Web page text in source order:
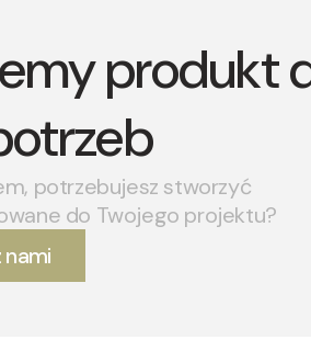
produkt
potrzebujesz stworzyć
do Twojego projektu?
nami